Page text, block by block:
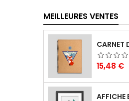
MEILLEURES VENTES
Prix
15,48 €